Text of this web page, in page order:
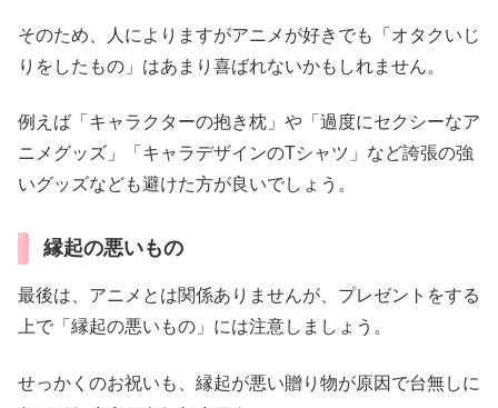
そのため、人によりますがアニメが好きでも「オタクいじ
りをしたもの」はあまり喜ばれないかもしれません。
例えば「キャラクターの抱き枕」や「過度にセクシーなア
ニメグッズ」「キャラデザインのTシャツ」など誇張の強
いグッズなども避けた方が良いでしょう。
縁起の悪いもの
最後は、アニメとは関係ありませんが、プレゼントをする
上で「縁起の悪いもの」には注意しましょう。
せっかくのお祝いも、縁起が悪い贈り物が原因で台無しに